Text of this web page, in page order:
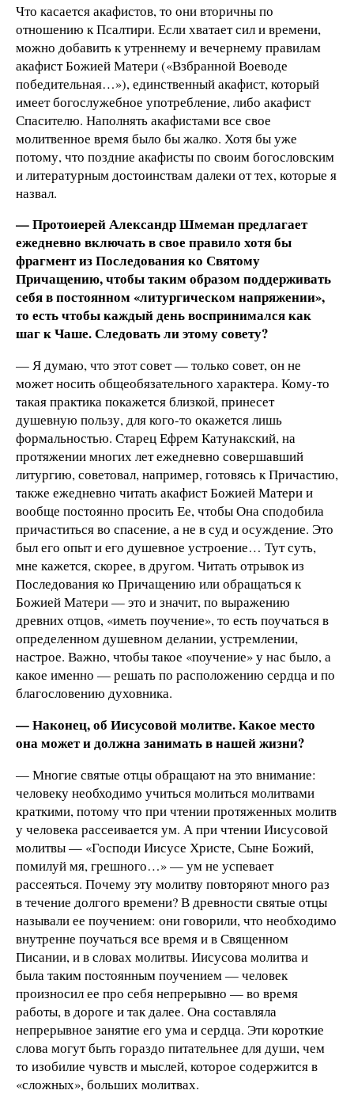
Что касается акафистов, то они вторичны по
отношению к Псалтири. Если хватает сил и времени,
можно добавить к утреннему и вечернему правилам
акафист Божией Матери («Взбранной Воеводе
победительная…»), единственный акафист, который
имеет богослужебное употребление, либо акафист
Спасителю. Наполнять акафистами все свое
молитвенное время было бы жалко. Хотя бы уже
потому, что поздние акафисты по своим богословским
и литературным достоинствам далеки от тех, которые я
назвал.
— Протоиерей Александр Шмеман предлагает
ежедневно включать в свое правило хотя бы
фрагмент из Последования ко Святому
Причащению, чтобы таким образом поддерживать
себя в постоянном «литургическом напряжении»,
то есть чтобы каждый день воспринимался как
шаг к Чаше. Следовать ли этому совету?
— Я думаю, что этот совет — только совет, он не
может носить общеобязательного характера. Кому-то
такая практика покажется близкой, принесет
душевную пользу, для кого-то окажется лишь
формальностью. Старец Ефрем Катунакский, на
протяжении многих лет ежедневно совершавший
литургию, советовал, например, готовясь к Причастию,
также ежедневно читать акафист Божией Матери и
вообще постоянно просить Ее, чтобы Она сподобила
причаститься во спасение, а не в суд и осуждение. Это
был его опыт и его душевное устроение… Тут суть,
мне кажется, скорее, в другом. Читать отрывок из
Последования ко Причащению или обращаться к
Божией Матери — это и значит, по выражению
древних отцов, «иметь поучение», то есть поучаться в
определенном душевном делании, устремлении,
настрое. Важно, чтобы такое «поучение» у нас было, а
какое именно — решать по расположению сердца и по
благословению духовника.
— Наконец, об Иисусовой молитве. Какое место
она может и должна занимать в нашей жизни?
— Многие святые отцы обращают на это внимание:
человеку необходимо учиться молиться молитвами
краткими, потому что при чтении протяженных молитв
у человека рассеивается ум. А при чтении Иисусовой
молитвы — «Господи Иисусе Христе, Сыне Божий,
помилуй мя, грешного…» — ум не успевает
рассеяться. Почему эту молитву повторяют много раз
в течение долгого времени? В древности святые отцы
называли ее поучением: они говорили, что необходимо
внутренне поучаться все время и в Священном
Писании, и в словах молитвы. Иисусова молитва и
была таким постоянным поучением — человек
произносил ее про себя непрерывно — во время
работы, в дороге и так далее. Она составляла
непрерывное занятие его ума и сердца. Эти короткие
слова могут быть гораздо питательнее для души, чем
то изобилие чувств и мыслей, которое содержится в
«сложных», больших молитвах.